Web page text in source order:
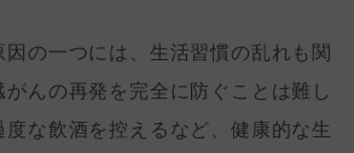
因の一つには、生活習慣の乱れも関
んの再発を完全に防ぐことは難し
な飲酒を控えるなど、健康的な生